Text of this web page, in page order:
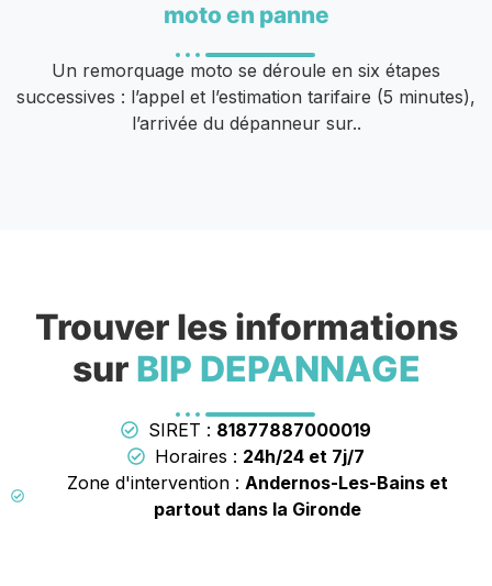
moto en panne
Un remorquage moto se déroule en six étapes
successives : l’appel et l’estimation tarifaire (5 minutes),
l’arrivée du dépanneur sur..
Trouver les informations
sur BIP DEPANNAGE
SIRET : 81877887000019
Horaires : 24h/24 et 7j/7
Zone d'intervention : Andernos-Les-Bains et
partout dans la Gironde